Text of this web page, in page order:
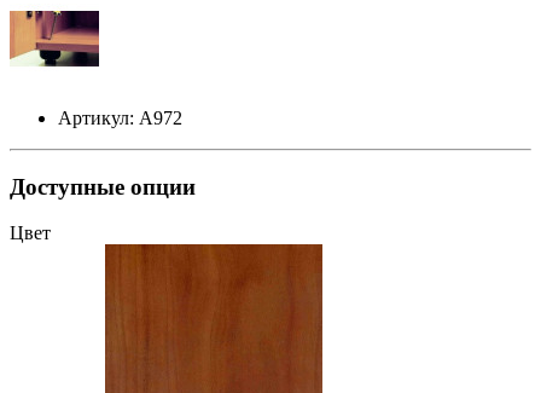
Артикул: А972
Доступные опции
Цвет